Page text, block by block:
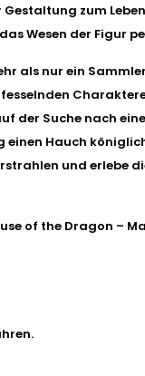
zum
Wesen der Figur
als nur ein
der Suche nach
Hauch
und erlebe
of the Dragon –